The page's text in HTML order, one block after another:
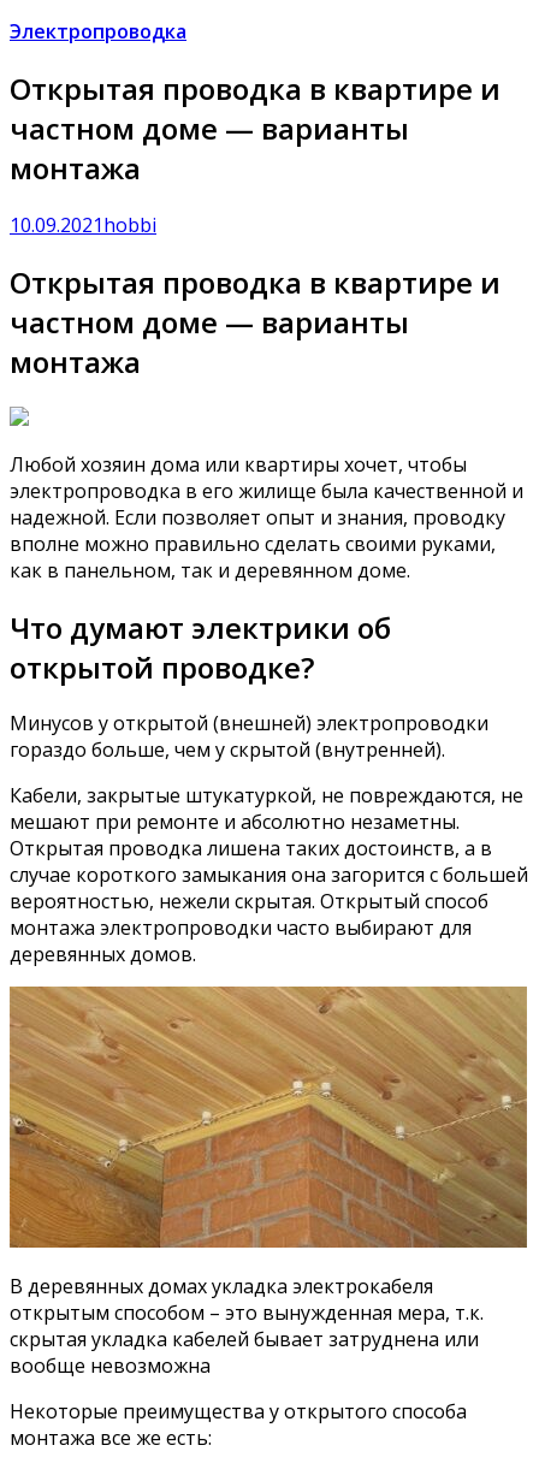
Электропроводка
Открытая проводка в квартире и
частном доме — варианты
монтажа
10.09.2021hobbi
Открытая проводка в квартире и
частном доме — варианты
монтажа
Любой хозяин дома или квартиры хочет, чтобы
электропроводка в его жилище была качественной и
надежной. Если позволяет опыт и знания, проводку
вполне можно правильно сделать своими руками,
как в панельном, так и деревянном доме.
Что думают электрики об
открытой проводке?
Минусов у открытой (внешней) электропроводки
гораздо больше, чем у скрытой (внутренней).
Кабели, закрытые штукатуркой, не повреждаются, не
мешают при ремонте и абсолютно незаметны.
Открытая проводка лишена таких достоинств, а в
случае короткого замыкания она загорится с большей
вероятностью, нежели скрытая. Открытый способ
монтажа электропроводки часто выбирают для
деревянных домов.
В деревянных домах укладка электрокабеля
открытым способом – это вынужденная мера, т.к.
скрытая укладка кабелей бывает затруднена или
вообще невозможна
Некоторые преимущества у открытого способа
монтажа все же есть: